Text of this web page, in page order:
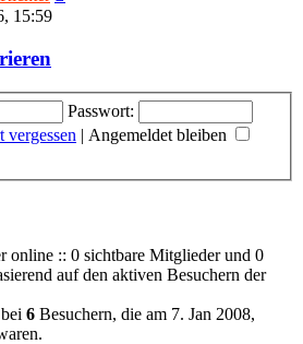
15:59
Passwort:
vergessen | Angemeldet bleiben
online :: 0 sichtbare Mitglieder und 0
auf den aktiven Besuchern der
6 Besuchern, die am 7. Jan 2008,